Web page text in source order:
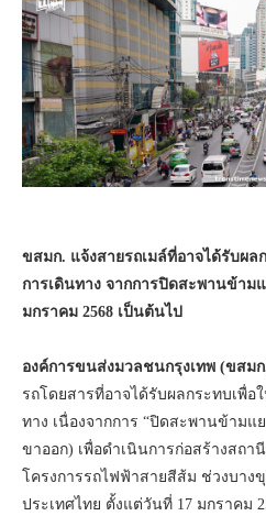
ขสมก. แจ้งสายรถเมล์ที่อาจได้รับผ
การเดินทาง จากการปิดสะพานข้าม
มกราคม 2568 เป็นต้นไป
องค์การขนส่งมวลชนกรุงเทพ (ขสม
รถโดยสารที่อาจได้รับผลกระทบเพื่
ทาง เนื่องจากการ “ปิดสะพานข้าม
ขาออก) เพื่อดำเนินการก่อสร้างสถา
โครงการรถไฟฟ้าสายสีส้ม ช่วงบา
ประเทศไทย ตั้งแต่วันที่ 17 มกราคม